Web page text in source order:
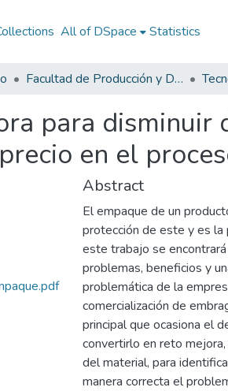
All of DSpace Statistics
Facultad de Producción y Diseño
para disminuir
en el
Abstract
El empaque de un
protección de este y es la
este trabajo se
problemas, beneficios y
problemática de la
comercialización de
principal que ocasiona el
convertirlo en reto
del material, para
manera correcta el